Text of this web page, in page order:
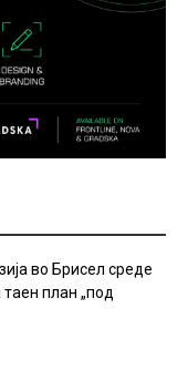
во Брисел среде
план „под